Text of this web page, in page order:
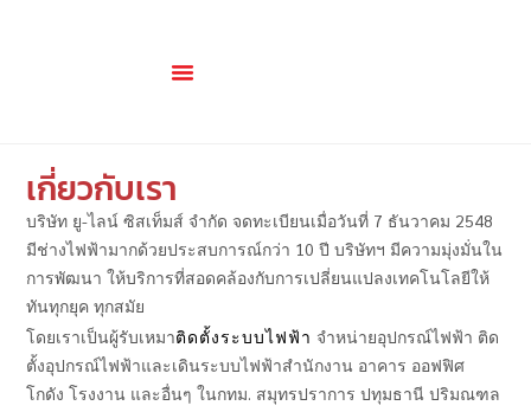
เกี่ยวกับเรา
บริษัท ยู-ไลน์ ซิสเท็มส์ จำกัด จดทะเบียนเมื่อวันที่ 7 ธันวาคม 2548
มีช่างไฟฟ้ามากด้วยประสบการณ์กว่า 10 ปี บริษัทฯ มีความมุ่งมั่นใน
การพัฒนา ให้บริการที่สอดคล้องกับการเปลี่ยนแปลงเทคโนโลยีให้
ทันทุกยุค ทุกสมัย
โดยเราเป็นผู้รับเหมาติดตั้งระบบไฟฟ้า จำหน่ายอุปกรณ์ไฟฟ้า ติด
ตั้งอุปกรณ์ไฟฟ้าและเดินระบบไฟฟ้าสำนักงาน อาคาร ออฟฟิศ
โกดัง โรงงาน และอื่นๆ ในกทม. สมุทรปราการ ปทุมธานี ปริมณฑล